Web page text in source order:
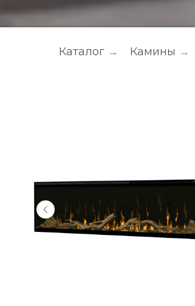
Каталог → Камины →